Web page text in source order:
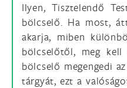
Ilyen, Tisztelendő
bölcselő. Ha most,
akarja, miben
bölcselőtől, meg kell
bölcselő megengedi
tárgyát, ezt a